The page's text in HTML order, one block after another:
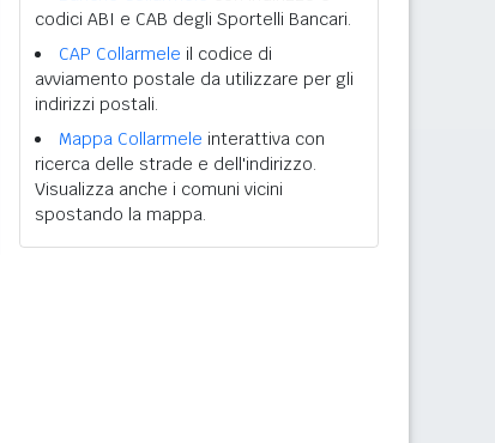
codici ABI e CAB degli Sportelli Bancari.
CAP Collarmele il codice di
avviamento postale da utilizzare per gli
indirizzi postali.
Mappa Collarmele interattiva con
ricerca delle strade e dell'indirizzo.
Visualizza anche i comuni vicini
spostando la mappa.